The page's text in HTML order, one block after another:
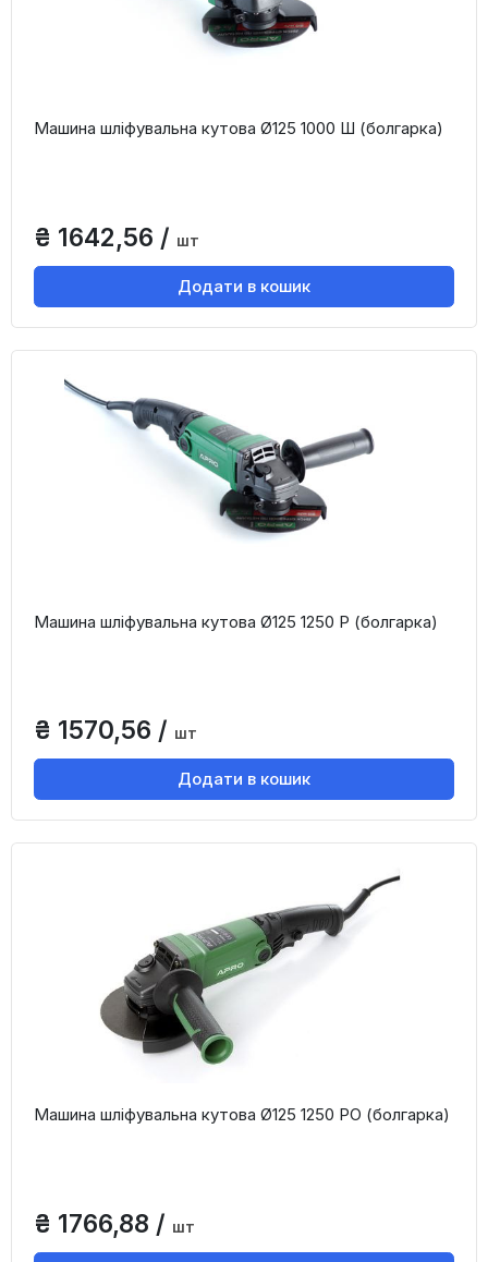
Машина шліфувальна кутова Ø125 1000 Ш (болгарка)
₴ 1642,56 / шт
Додати в кошик
Машина шліфувальна кутова Ø125 1250 Р (болгарка)
₴ 1570,56 / шт
Додати в кошик
Машина шліфувальна кутова Ø125 1250 РО (болгарка)
₴ 1766,88 / шт